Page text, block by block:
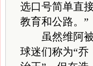
选口号简单直
教育和公路。”
虽然维阿
球迷们称为“乔